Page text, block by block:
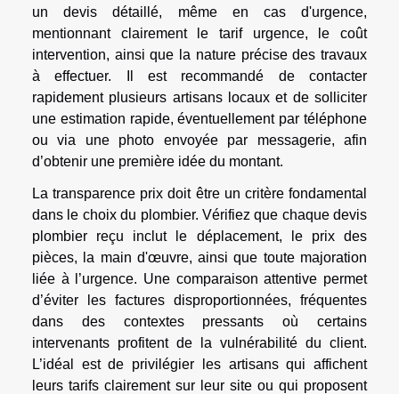
un devis détaillé, même en cas d'urgence,
mentionnant clairement le tarif urgence, le coût
intervention, ainsi que la nature précise des travaux
à effectuer. Il est recommandé de contacter
rapidement plusieurs artisans locaux et de solliciter
une estimation rapide, éventuellement par téléphone
ou via une photo envoyée par messagerie, afin
d’obtenir une première idée du montant.
La transparence prix doit être un critère fondamental
dans le choix du plombier. Vérifiez que chaque devis
plombier reçu inclut le déplacement, le prix des
pièces, la main d'œuvre, ainsi que toute majoration
liée à l’urgence. Une comparaison attentive permet
d’éviter les factures disproportionnées, fréquentes
dans des contextes pressants où certains
intervenants profitent de la vulnérabilité du client.
L’idéal est de privilégier les artisans qui affichent
leurs tarifs clairement sur leur site ou qui proposent